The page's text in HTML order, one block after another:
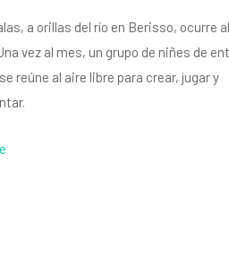
a orillas del río en Berisso, ocurre
vez al mes, un grupo de niñes de
reúne al aire libre para crear, jugar y